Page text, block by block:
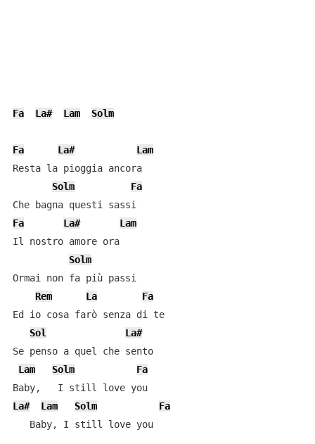
Fa La# Lam Solm
Fa La#
Lam
Resta la pioggia ancora
Solm
Fa
Fa
La#
Lam
Il nostro amore ora
Solm
Ormai non fa più passi
Rem
La
Fa
Ed io cosa farò senza di te
Sol
La#
Se penso a quel che sento
Lam
Solm
Fa
Baby,   I still love you
La#
Lam Solm
Fa
   Baby, I still love you